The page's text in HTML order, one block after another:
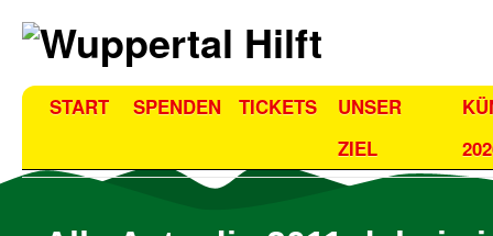
START SPENDEN TICKETS
UNSER
ZIEL